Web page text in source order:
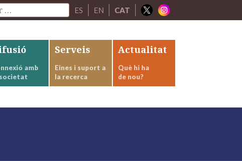
ES EN CAT
amb
Serveis
Eines i suport a
la recerca
Actualitat
Què hi ha
de nou?